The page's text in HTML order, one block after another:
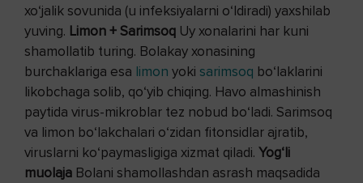
xo‘jalik sovunida (u infeksiyalarni o‘ldiradi) yaxshilab
yuving. Limon + Sarimsoq Uy xonalarini har kuni
shamollatib turing. Bolakay xonasining
burchaklariga esa limon yoki sarimsoq bo‘laklarini
likobchaga solib, qo‘yib chiqing. Havo almashinish
paytida virus-mikroblar tez nobud bo‘ladi. Sarimsoq
va limon bo‘lakchalari o‘zidan fitonsidlar ajratib,
viruslarni ko‘paymasligiga xizmat qiladi. Yog‘li
muolaja Bolani shamollashdan asrash maqsadida